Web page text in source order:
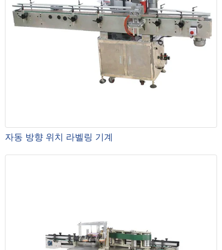
자동 방향 위치 라벨링 기계